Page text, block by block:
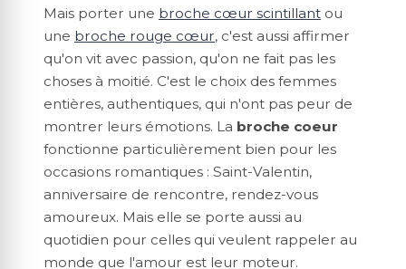
Mais porter une broche cœur scintillant ou
une broche rouge cœur, c'est aussi affirmer
qu'on vit avec passion, qu'on ne fait pas les
choses à moitié. C'est le choix des femmes
entières, authentiques, qui n'ont pas peur de
montrer leurs émotions. La broche coeur
fonctionne particulièrement bien pour les
occasions romantiques : Saint-Valentin,
anniversaire de rencontre, rendez-vous
amoureux. Mais elle se porte aussi au
quotidien pour celles qui veulent rappeler au
monde que l'amour est leur moteur.